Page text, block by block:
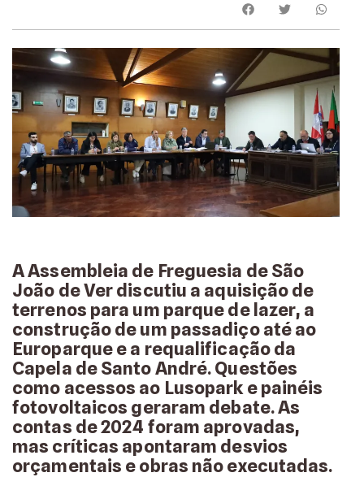
A Assembleia de Freguesia de São
João de Ver discutiu a aquisição de
terrenos para um parque de lazer, a
construção de um passadiço até ao
Europarque e a requalificação da
Capela de Santo André. Questões
como acessos ao Lusopark e painéis
fotovoltaicos geraram debate. As
contas de 2024 foram aprovadas,
mas críticas apontaram desvios
orçamentais e obras não executadas.